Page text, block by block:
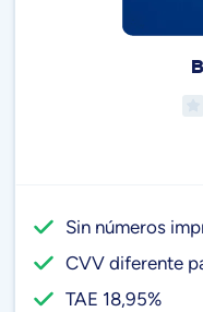
Sin números
CVV diferente
TAE 18,95%